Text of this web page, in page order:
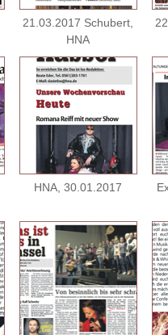
21.03.2017 Schubert,
HNA
HNA, 30.01.2017